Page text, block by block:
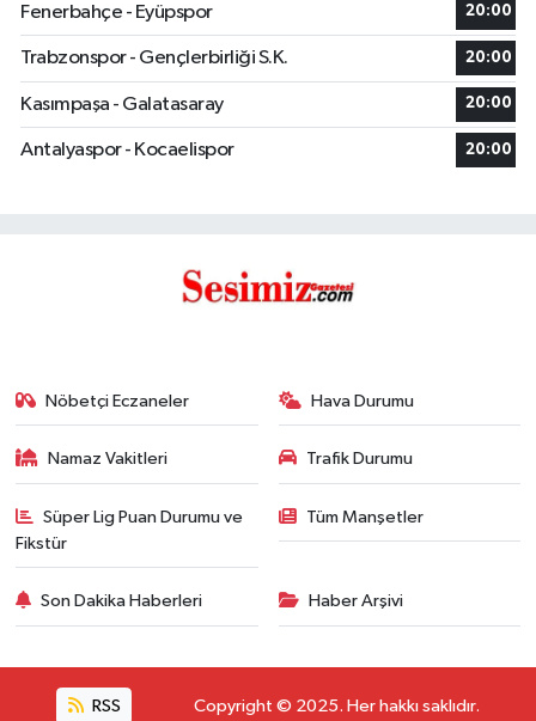
Fenerbahçe - Eyüpspor 20:00
Trabzonspor - Gençlerbirliği S.K. 20:00
Kasımpaşa - Galatasaray 20:00
Antalyaspor - Kocaelispor 20:00
Nöbetçi Eczaneler Hava Durumu
Namaz Vakitleri Trafik Durumu
Süper Lig Puan Durumu ve
Fikstür
Tüm Manşetler
Son Dakika Haberleri Haber Arşivi
RSS Copyright © 2025. Her hakkı saklıdır.